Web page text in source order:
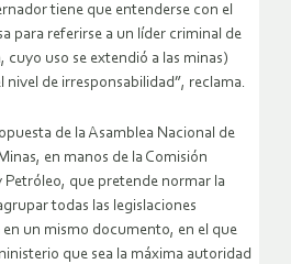
tiene que entenderse con el
para referirse a un líder criminal de
cuyo uso se extendió a las minas)
nivel de irresponsabilidad”, reclama.
de la Asamblea Nacional de
en manos de la Comisión
Petróleo, que pretende normar la
todas las legislaciones
un mismo documento, en el que
que sea la máxima autoridad